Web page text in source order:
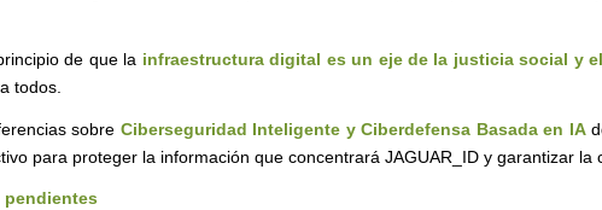
de que la infraestructura digital es un eje de la justicia social y
todos.
sobre Ciberseguridad Inteligente y Ciberdefensa Basada en IA
para proteger la información que concentrará JAGUAR_ID y garantizar la
pendientes